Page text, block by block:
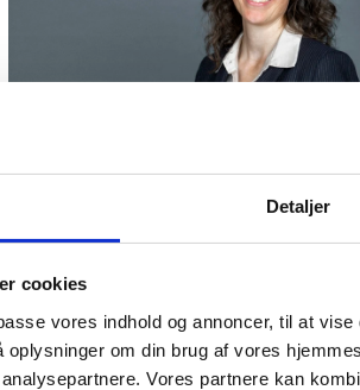
Detaljer
cookies
vores indhold og annoncer, til at
om din brug af vores
Vores partnere kan
Size: 5472 x 3648px
Download annemarie-falktoft1....